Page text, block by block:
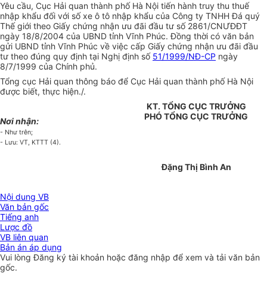
Yêu cầu, Cục Hải quan thành phố Hà Nội tiến hành truy thu thuế
nhập khẩu đối với số xe ô tô nhập khẩu của Công ty TNHH Đá quý
Thế giới theo Giấy chứng nhận ưu đãi đầu tư số 2861/CNƯĐĐT
ngày 18/8/2004 của UBND tỉnh Vĩnh Phúc. Đồng thời có văn bản
gửi UBND tỉnh Vĩnh Phúc về việc cấp Giấy chứng nhận ưu đãi đầu
tư theo đúng quy định tại Nghị định số 51/1999/NĐ-CP ngày
8/7/1999 của Chính phủ.
Tổng cục Hải quan thông báo để Cục Hải quan thành phố Hà Nội
được biết, thực hiện./.
Nơi nhận:
- Như trên;
- Lưu: VT, KTTT (4).
KT. TỔNG CỤC TRƯỞNG
PHÓ TỔNG CỤC TRƯỞNG
Đặng Thị Bình An
Nội dung VB
Văn bản gốc
Tiếng anh
Lược đồ
VB liên quan
Bản án áp dụng
Vui lòngĐăng ký tài khoản hoặc đăng nhập để xem và tải văn bản
gốc.